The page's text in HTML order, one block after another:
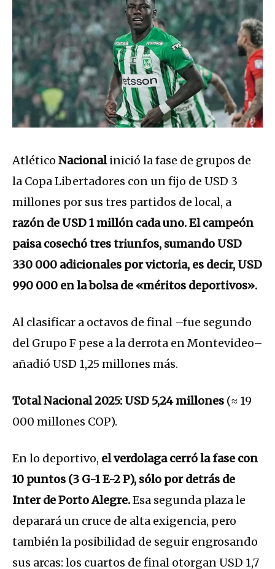
Atlético Nacionalinició la fase de grupos de
la Copa Libertadores con un fijo de USD 3
millones por sus tres partidos de local, a
razón de USD 1 millón cada uno. El campeón
paisa cosechó tres triunfos, sumando USD
330 000 adicionales por victoria, es decir, USD
990 000 en la bolsa de «méritos deportivos».
Al clasificar a octavos de final –fue segundo
del Grupo F pese a la derrota en Montevideo–
añadió USD 1,25 millones más.
Total Nacional 2025: USD 5,24 millones (≈ 19
000 millones COP).
En lo deportivo, el verdolaga cerró la fase con
10 puntos (3 G-1 E-2 P), sólo por detrás de
Inter de Porto Alegre.Esa segunda plaza le
deparará un cruce de alta exigencia, pero
también la posibilidad de seguir engrosando
sus arcas: los cuartos de final otorgan USD 1,7